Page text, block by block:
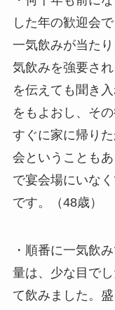
した年の歓迎会
一気飲みが当た
気飲みを強要さ
を伝えても聞き
をもよおし、そ
すぐに家に帰り
会ということも
で宴会場にいな
です。（48歳）
・順番に一気飲
量は、少な目で
て飲みました。